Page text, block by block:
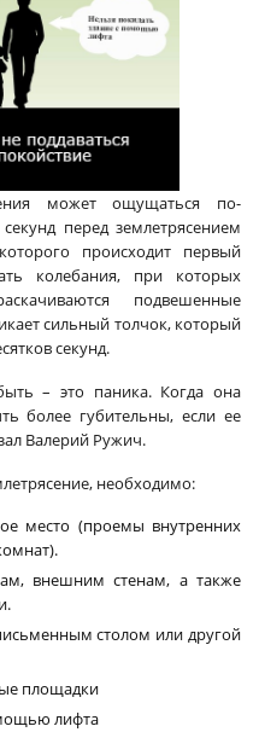
может ощущаться по-
перед землетрясением
происходит первый
колебания, при которых
подвешенные
сильный толчок, который
секунд.
– это паника. Когда она
более губительны, если ее
Валерий Ружич.
необходимо:
место (проемы внутренних
внешним стенам, а также
столом или другой
площадки
лифта